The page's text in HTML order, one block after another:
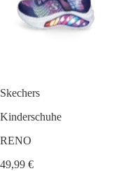
Skechers
Kinderschuhe
RENO
49,99 €